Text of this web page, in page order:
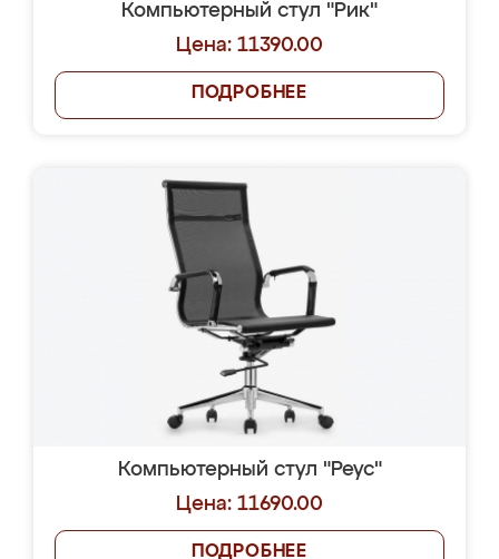
Компьютерный стул "Рик"
Цена: 11390.00
ПОДРОБНЕЕ
Компьютерный стул "Реус"
Цена: 11690.00
ПОДРОБНЕЕ